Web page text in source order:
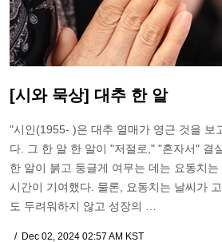
[시와 묵상] 대추 한 알
"시인(1955- )은 대추 열매가 영근 것을 보
다. 그 한 알 한 알이 "저절로," "혼자서" 결
한 알이 붉고 둥글게 여무는 데는 요동치
시간이 기여했다. 물론, 요동치는 날씨가
도 두려워하지 않고 성장의 …
Dec 02, 2024 02:57 AM KST